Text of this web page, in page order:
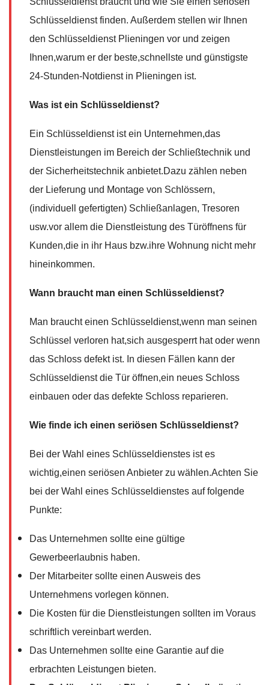
Schlüsseldienst finden. Außerdem stellen wir Ihnen
den Schlüsseldienst Plieningen vor und zeigen
Ihnen,warum er der beste,schnellste und günstigste
24-Stunden-Notdienst in Plieningen ist.
Was ist ein Schlüsseldienst?
Ein Schlüsseldienst ist ein Unternehmen,das
Dienstleistungen im Bereich der Schließtechnik und
der Sicherheitstechnik anbietet.Dazu zählen neben
der Lieferung und Montage von Schlössern,
(individuell gefertigten) Schließanlagen, Tresoren
usw.vor allem die Dienstleistung des Türöffnens für
Kunden,die in ihr Haus bzw.ihre Wohnung nicht mehr
hineinkommen.
Wann braucht man einen Schlüsseldienst?
Man braucht einen Schlüsseldienst,wenn man seinen
Schlüssel verloren hat,sich ausgesperrt hat oder wenn
das Schloss defekt ist. In diesen Fällen kann der
Schlüsseldienst die Tür öffnen,ein neues Schloss
einbauen oder das defekte Schloss reparieren.
Wie finde ich einen seriösen Schlüsseldienst?
Bei der Wahl eines Schlüsseldienstes ist es
wichtig,einen seriösen Anbieter zu wählen.Achten Sie
bei der Wahl eines Schlüsseldienstes auf folgende
Punkte:
Das Unternehmen sollte eine gültige
Gewerbeerlaubnis haben.
Der Mitarbeiter sollte einen Ausweis des
Unternehmens vorlegen können.
Die Kosten für die Dienstleistungen sollten im Voraus
schriftlich vereinbart werden.
Das Unternehmen sollte eine Garantie auf die
erbrachten Leistungen bieten.